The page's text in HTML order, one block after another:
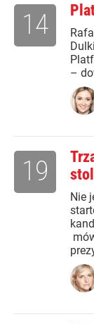
–
14
Nie
19